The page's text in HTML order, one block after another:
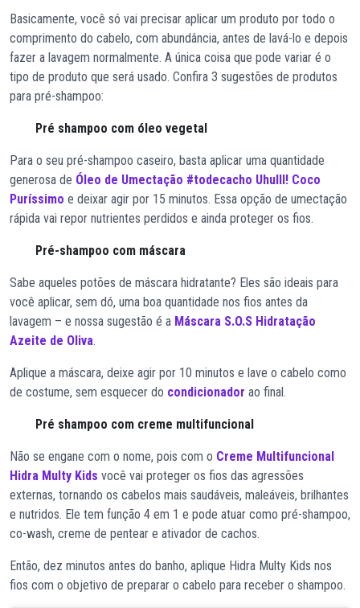
Basicamente, você só vai precisar aplicar um produto por todo o
comprimento do cabelo, com abundância, antes de lavá-lo e depois
fazer a lavagem normalmente. A única coisa que pode variar é o
tipo de produto que será usado. Confira 3 sugestões de produtos
para pré-shampoo:
Pré shampoo com óleo vegetal
Para o seu pré-shampoo caseiro, basta aplicar uma quantidade
generosa de Óleo de Umectação #todecacho Uhulll! Coco
Puríssimo e deixar agir por 15 minutos. Essa opção de umectação
rápida vai repor nutrientes perdidos e ainda proteger os fios.
Pré-shampoo com máscara
Sabe aqueles potões de máscara hidratante? Eles são ideais para
você aplicar, sem dó, uma boa quantidade nos fios antes da
lavagem – e nossa sugestão é a Máscara S.O.S Hidratação
Azeite de Oliva.
Aplique a máscara, deixe agir por 10 minutos e lave o cabelo como
de costume, sem esquecer do condicionador ao final.
Pré shampoo com creme multifuncional
Não se engane com o nome, pois com o Creme Multifuncional
Hidra Multy Kids você vai proteger os fios das agressões
externas, tornando os cabelos mais saudáveis, maleáveis, brilhantes
e nutridos. Ele tem função 4 em 1 e pode atuar como pré-shampoo,
co-wash, creme de pentear e ativador de cachos.
Então, dez minutos antes do banho, aplique Hidra Multy Kids nos
fios com o objetivo de preparar o cabelo para receber o shampoo.